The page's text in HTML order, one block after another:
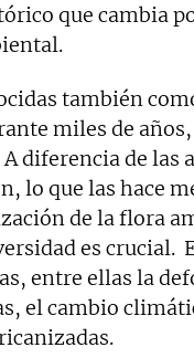
que cambia
también
miles de
diferencia de las
lo que las hace
de la flora
es crucial.
entre ellas la
el cambio